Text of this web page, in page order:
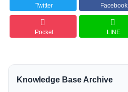
Twitter Facebook
Pocket LINE
Knowledge Base Archive